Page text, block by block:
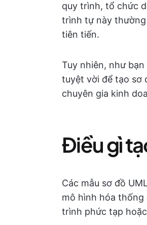
quy trình, tổ chức
trình tự này
tiên tiến.
Tuy nhiên, như
tuyệt vời để tạo sơ
chuyên gia kinh
Điều gì
Các mẫu sơ đồ
mô hình hóa
trình phức tạp